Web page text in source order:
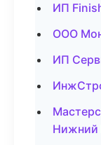
ИП
ООО
ИП
Нижний